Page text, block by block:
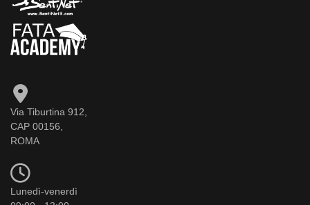
Via Tiburtina 912,
CAP 00156,
ROMA
Lunedì-venerdì